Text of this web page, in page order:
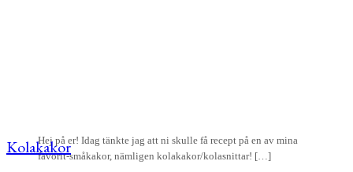
Hej på er! Idag tänkte jag att ni skulle få recept på en av mina
favorit-småkakor, nämligen kolakakor/kolasnittar! […]
Kolakakor